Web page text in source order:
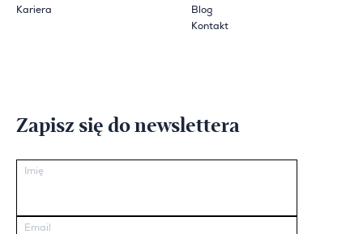
Kariera
Blog
Kontakt
Zapisz się do newslettera
Imię
Email